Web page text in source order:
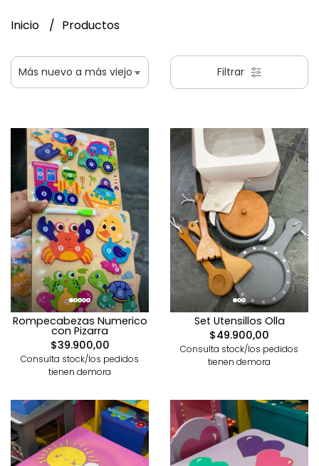
Inicio Productos
Filtrar
Rompecabezas Numerico
con Pizarra
$39.900,00
Consulta stock/los pedidos
tienen demora
Set Utensillos Olla
$49.900,00
Consulta stock/los pedidos
tienen demora